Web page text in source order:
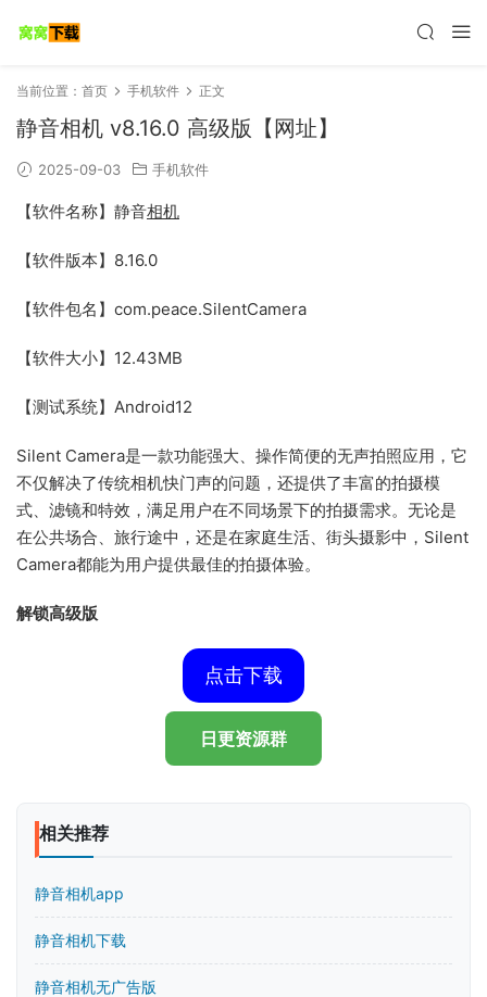
当前位置： 首页 手机软件 正文
静音相机 v8.16.0 高级版【网址】
2025-09-03 手机软件
【软件名称】静音相机
【软件版本】8.16.0
【软件包名】com.peace.SilentCamera
【软件大小】12.43MB
【测试系统】Android12
Silent Camera是一款功能强大、操作简便的无声拍照应用，它
不仅解决了传统相机快门声的问题，还提供了丰富的拍摄模
式、滤镜和特效，满足用户在不同场景下的拍摄需求。无论是
在公共场合、旅行途中，还是在家庭生活、街头摄影中，Silent
Camera都能为用户提供最佳的拍摄体验。
解锁高级版
点击下载
日更资源群
相关推荐
静音相机app
静音相机下载
静音相机无广告版